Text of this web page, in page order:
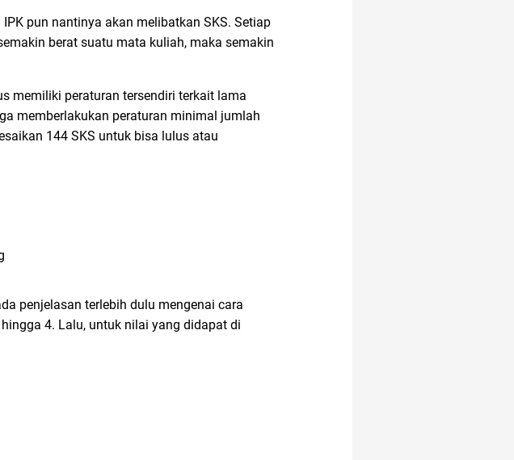
pun nantinya akan melibatkan SKS. Setiap
berat suatu mata kuliah, maka semakin
memiliki peraturan tersendiri terkait lama
memberlakukan peraturan minimal jumlah
144 SKS untuk bisa lulus atau
penjelasan terlebih dulu mengenai cara
4. Lalu, untuk nilai yang didapat di